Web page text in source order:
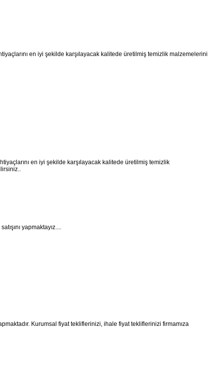
en iyi şekilde karşılayacak kalitede üretilmiş temizlik malzemelerini
en iyi şekilde karşılayacak kalitede üretilmiş temizlik
yapmaktayız....
Kurumsal fiyat tekliflerinizi, ihale fiyat tekliflerinizi firmamıza